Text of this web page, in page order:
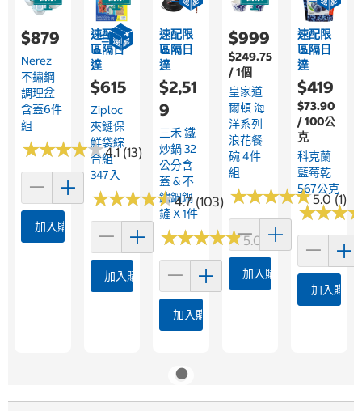
$879
Nerez
不鏽鋼
調理盆
含蓋6件
組
★★★★★
★★★★★4.1 (13)
加入購物車
速配限
區隔日
達
$615
Ziploc
夾鏈保
鮮袋綜
合組
347入
★★★★★
★★★★★4.7 (103)
加入購物車
速配限
區隔日
達
$2,51
9
三禾 鐵
炒鍋 32
公分含
蓋 & 不
鏽鋼鍋
鏟 X 1件
★★★★★
★★★★★5.0 (1)
加入購物車
$999
$249.75
/ 1個
皇家道
爾頓 海
洋系列
浪花餐
碗 4件
組
★★★★★
★★★★★5.0 (1)
加入購物車
速配限
區隔日
達
$419
$73.90
/ 100公
克
科克蘭
藍莓乾
567公克
★★★
★★★
加入購物